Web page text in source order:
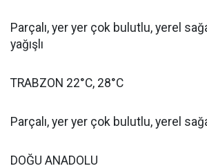
Parçalı, yer yer çok bulutlu, yerel
yağışlı
TRABZON 22°C, 28°C
Parçalı, yer yer çok bulutlu, yerel
DOĞU ANADOLU